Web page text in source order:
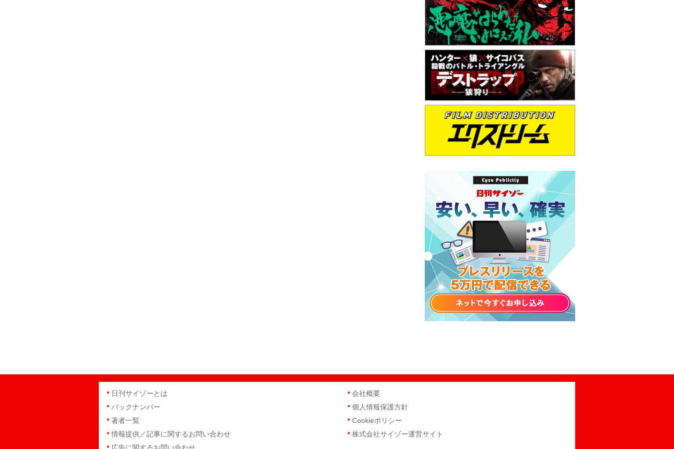
日刊サイゾーとは
バックナンバー
著者一覧
情報提供／記事に関するお問い合わせ
会社概要
個人情報保護方針
Cookieポリシー
株式会社サイゾー運営サイト